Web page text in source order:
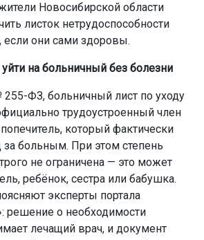
Новосибирской области
листок нетрудоспособности
если они сами здоровы.
на больничный без болезни
255-ФЗ, больничный лист по уходу
трудоустроенный член
который фактически
за больным. При этом степень
не ограничена — это может
ребёнок, сестра или бабушка.
эксперты портала
решение о необходимости
лечащий врач, и документ